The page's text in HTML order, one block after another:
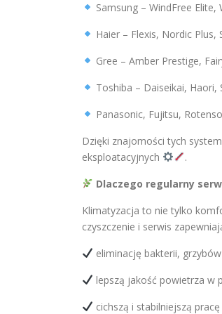
Samsung – WindFree
Haier – Flexis, Nordic Plus,
Gree – Amber Prestige,
Toshiba – Daiseikai, Haori,
Panasonic, Fujitsu,
Dzięki znajomości tych
eksploatacyjnych
.
Dlaczego regularny
Klimatyzacja to nie tylko
czyszczenie i serwis
eliminację bakterii,
lepszą jakość powietrza w
cichszą i stabilniejszą